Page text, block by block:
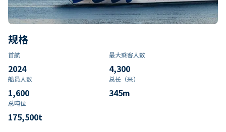
规格
首航
2024
最大乘客人数
4,300
船员人数
1,600
总长（米）
345m
总吨位
175,500t